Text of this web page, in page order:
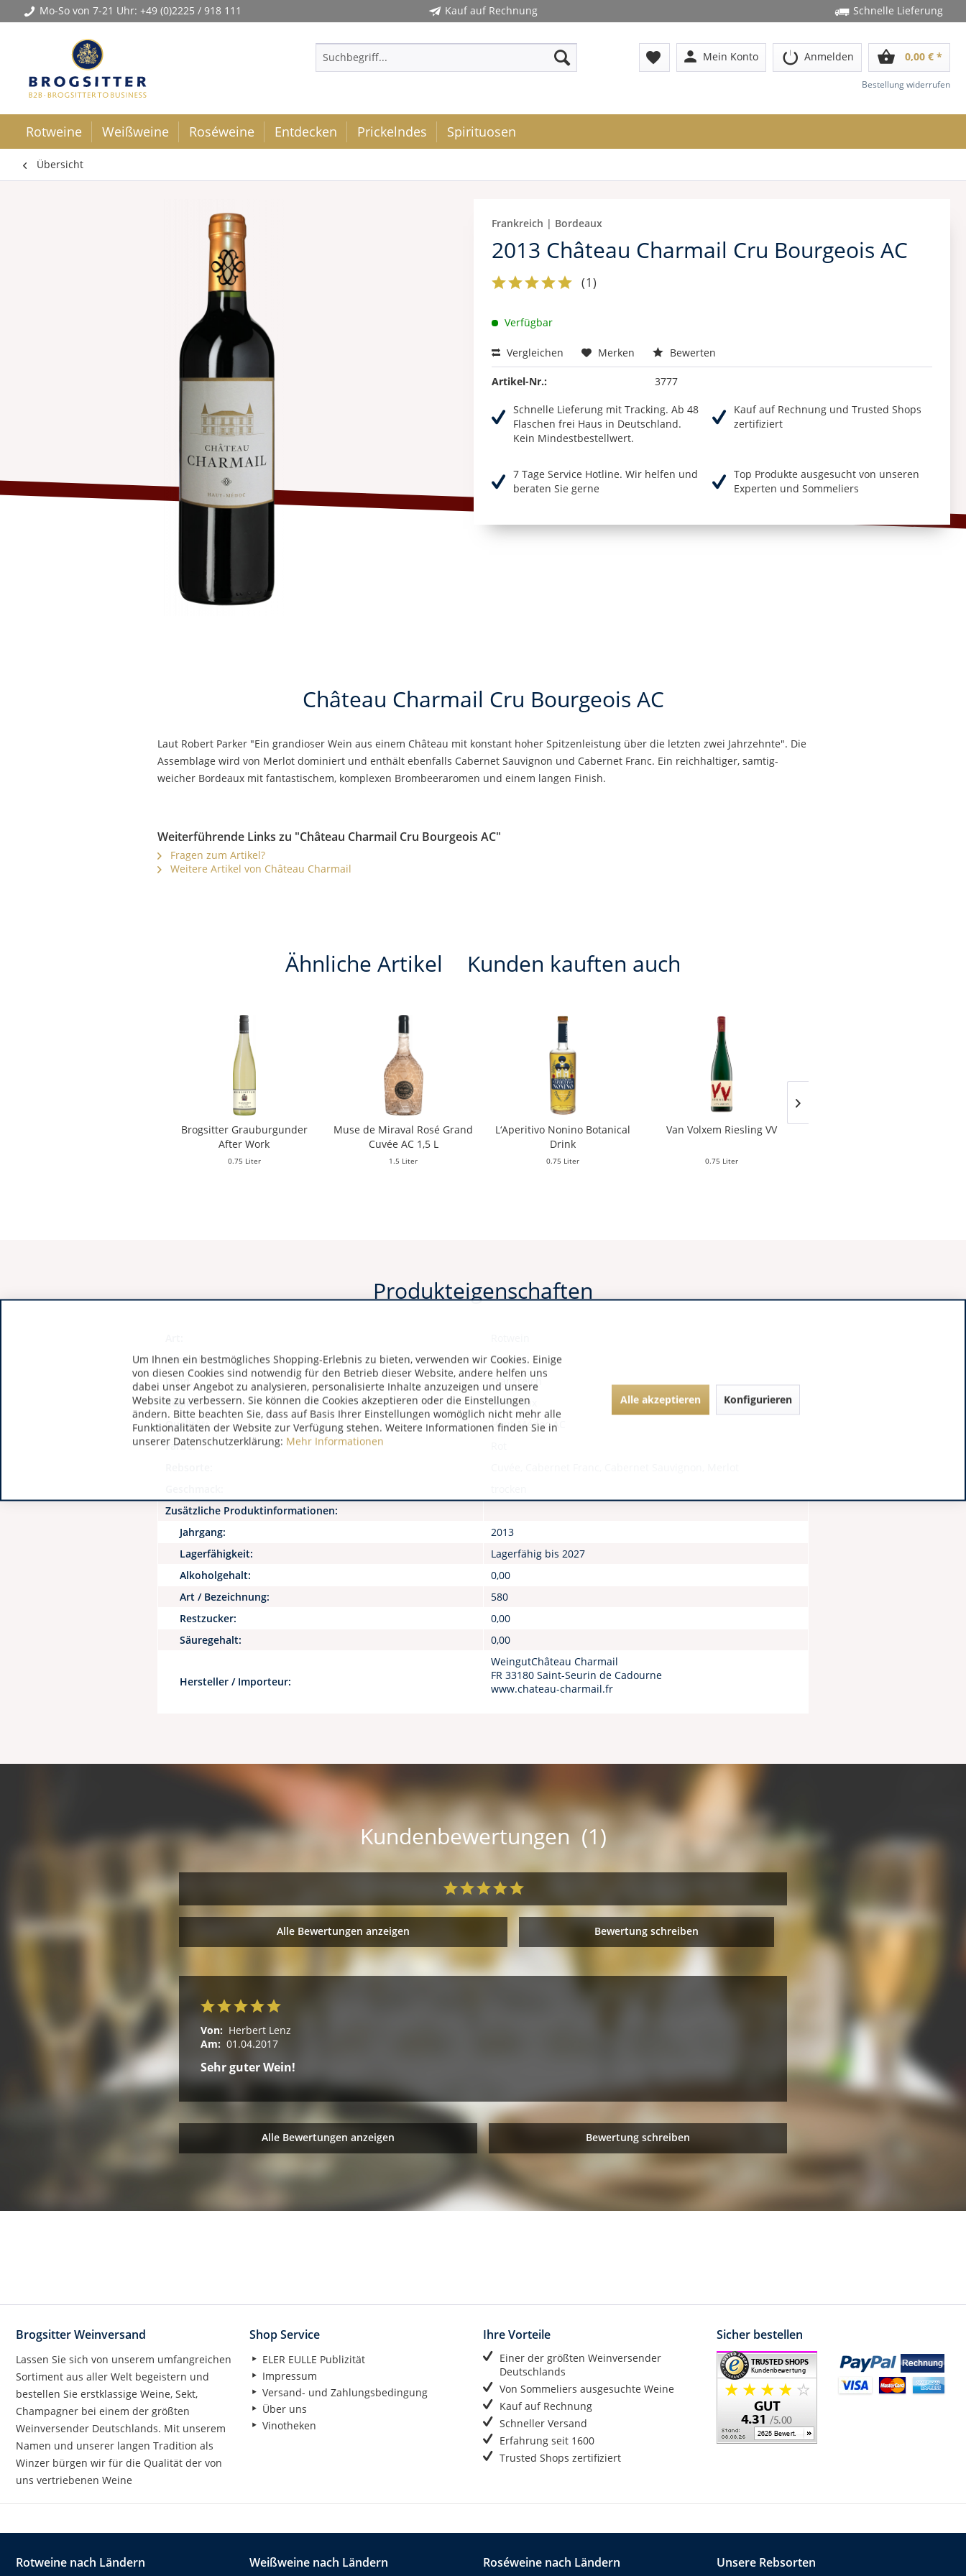
Mo-So von 7-21 Uhr: +49 (0)2225 / 918 111 Kauf auf Rechnung Schnelle Lieferung
favorite person Mein Konto Anmelden shopping_basket 0,00 € *
Bestellung widerrufen
Rotweine Weißweine Roséweine Entdecken Prickelndes Spirituosen
Übersicht
Frankreich | Bordeaux
2013 Château Charmail Cru Bourgeois AC
(1)
Verfügbar
Vergleichen Merken Bewerten
Artikel-Nr.: 3777
Schnelle Lieferung mit Tracking. Ab 48
Flaschen frei Haus in Deutschland.
Kein Mindestbestellwert.
Kauf auf Rechnung und Trusted Shops
zertifiziert
7 Tage Service Hotline. Wir helfen und
beraten Sie gerne
Top Produkte ausgesucht von unseren
Experten und Sommeliers
Château Charmail Cru Bourgeois AC
Laut Robert Parker "Ein grandioser Wein aus einem Château mit konstant hoher Spitzenleistung über die letzten zwei Jahrzehnte". Die
Assemblage wird von Merlot dominiert und enthält ebenfalls Cabernet Sauvignon und Cabernet Franc. Ein reichhaltiger, samtig-
weicher Bordeaux mit fantastischem, komplexen Brombeeraromen und einem langen Finish.
Weiterführende Links zu "Château Charmail Cru Bourgeois AC"
Fragen zum Artikel?
Weitere Artikel von Château Charmail
Ähnliche Artikel Kunden kauften auch
Brogsitter Grauburgunder
After Work
0.75 Liter
Muse de Miraval Rosé Grand
Cuvée AC 1,5 L
1.5 Liter
L‘Aperitivo Nonino Botanical
Drink
0.75 Liter
Van Volxem Riesling VV
0.75 Liter
Produkteigenschaften
Verschluss:
Korken
Land:
Frankreich
Region:
Bordeaux
Qualität:
Haut-Médoc AC
Farbe:
Zusätzliche Produktinformationen:
Jahrgang:
2013
Lagerfähigkeit:
Lagerfähig bis 2027
Alkoholgehalt:
0,00
Art / Bezeichnung:
580
Restzucker:
0,00
Säuregehalt:
0,00
Hersteller / Importeur:
WeingutChâteau Charmail
FR 33180 Saint-Seurin de Cadourne
www.chateau-charmail.fr
Kundenbewertungen (1)
Alle Bewertungen anzeigen Bewertung schreiben
Von: Herbert Lenz
Am: 01.04.2017
Sehr guter Wein!
Alle Bewertungen anzeigen Bewertung schreiben
Brogsitter Weinversand
Lassen Sie sich von unserem umfangreichen
Sortiment aus aller Welt begeistern und
bestellen Sie erstklassige Weine, Sekt,
Champagner bei einem der größten
Weinversender Deutschlands. Mit unserem
Namen und unserer langen Tradition als
Winzer bürgen wir für die Qualität der von
uns vertriebenen Weine
Shop Service
ELER EULLE Publizität
Impressum
Versand- und Zahlungsbedingung
Über uns
Vinotheken
Ihre Vorteile
Einer der größten Weinversender
Deutschlands
Von Sommeliers ausgesuchte Weine
Kauf auf Rechnung
Schneller Versand
Erfahrung seit 1600
Trusted Shops zertifiziert
Sicher bestellen
Rotweine nach Ländern Weißweine nach Ländern Roséweine nach Ländern Unsere Rebsorten
Um Ihnen ein bestmögliches Shopping-Erlebnis zu bieten, verwenden wir Cookies. Einige
von diesen Cookies sind notwendig für den Betrieb dieser Website, andere helfen uns
dabei unser Angebot zu analysieren, personalisierte Inhalte anzuzeigen und unsere
Website zu verbessern. Sie können die Cookies akzeptieren oder die Einstellungen
ändern. Bitte beachten Sie, dass auf Basis Ihrer Einstellungen womöglich nicht mehr alle
Funktionalitäten der Website zur Verfügung stehen. Weitere Informationen finden Sie in
unserer Datenschutzerklärung: Mehr Informationen
Alle akzeptieren Konfigurieren